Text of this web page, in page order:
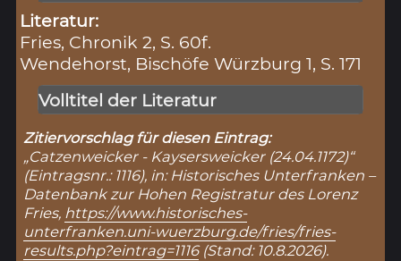
Literatur:
Fries, Chronik 2, S. 60f.
Wendehorst, Bischöfe Würzburg 1, S. 171
Volltitel der Literatur
Zitiervorschlag für diesen Eintrag:
„Catzenweicker - Kaysersweicker (24.04.1172)“
(Eintragsnr.: 1116), in: Historisches Unterfranken –
Datenbank zur Hohen Registratur des Lorenz
Fries, https://www.historisches-
unterfranken.uni-wuerzburg.de/fries/fries-
results.php?eintrag=1116(Stand: 10.8.2026).